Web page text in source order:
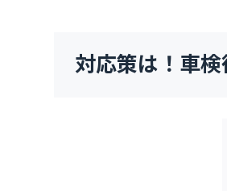
対応策は！車